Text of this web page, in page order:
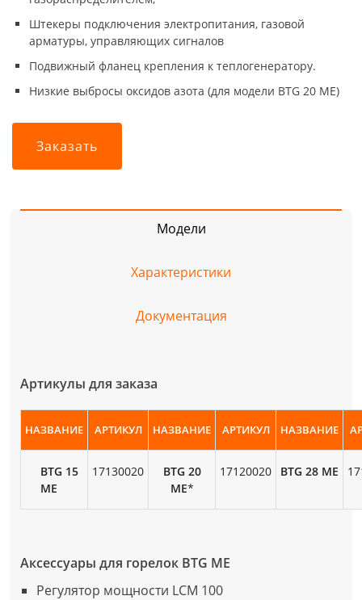
Штекеры подключения электропитания, газовой
арматуры, управляющих сигналов
Подвижный фланец крепления к теплогенератору.
Низкие выбросы оксидов азота (для модели BTG 20 ME)
Заказать
Модели
Характеристики
Документация
Артикулы для заказа
НАЗВАНИЕ АРТИКУЛ НАЗВАНИЕ АРТИКУЛ НАЗВАНИЕ
BTG 15
ME
17130020
BTG 20
ME*
17120020 BTG 28 ME
Аксессуары для горелок BTG ME
Регулятор мощности LCM 100